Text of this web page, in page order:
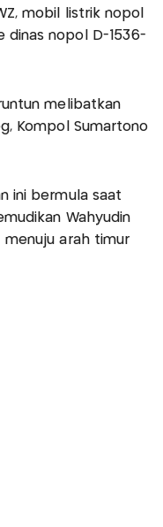
mobil listrik nopol
dinas nopol D-1536-
melibatkan
Kompol Sumartono
ini bermula saat
Wahyudin
arah timur